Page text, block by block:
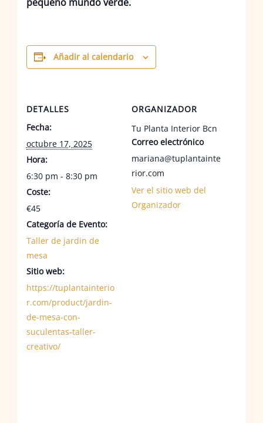
Añadir al calendario
DETALLES
Fecha:
octubre 17, 2025
Hora:
6:30 pm - 8:30 pm
Coste:
€45
Categoría de Evento:
Taller de jardin de
mesa
Sitio web:
https://tuplantainterio
r.com/product/jardin-
de-mesa-con-
suculentas-taller-
creativo/
ORGANIZADOR
Tu Planta Interior Bcn
Correo electrónico
mariana@tuplantainte
rior.com
Ver el sitio web del
Organizador